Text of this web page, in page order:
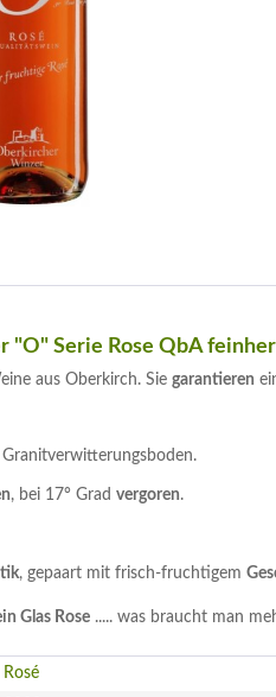
Serie Rose QbA
aus Oberkirch. Sie garantieren
Granitverwitterungsboden.
, bei 17° Grad vergoren.
, gepaart mit frisch-fruchtigem
Glas Rose ..... was braucht man
Rosé